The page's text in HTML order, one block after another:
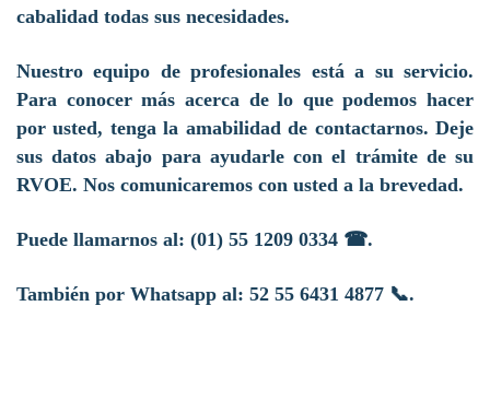
cabalidad todas sus necesidades.
Nuestro equipo de profesionales está a su servicio.
Para conocer más acerca de lo que podemos hacer
por usted, tenga la amabilidad de contactarnos. Deje
sus datos abajo para ayudarle con el trámite de su
RVOE. Nos comunicaremos con usted a la brevedad.
Puede llamarnos al: (01) 55 1209 0334 ☎.
También por Whatsapp al: 52 55 6431 4877 📞.